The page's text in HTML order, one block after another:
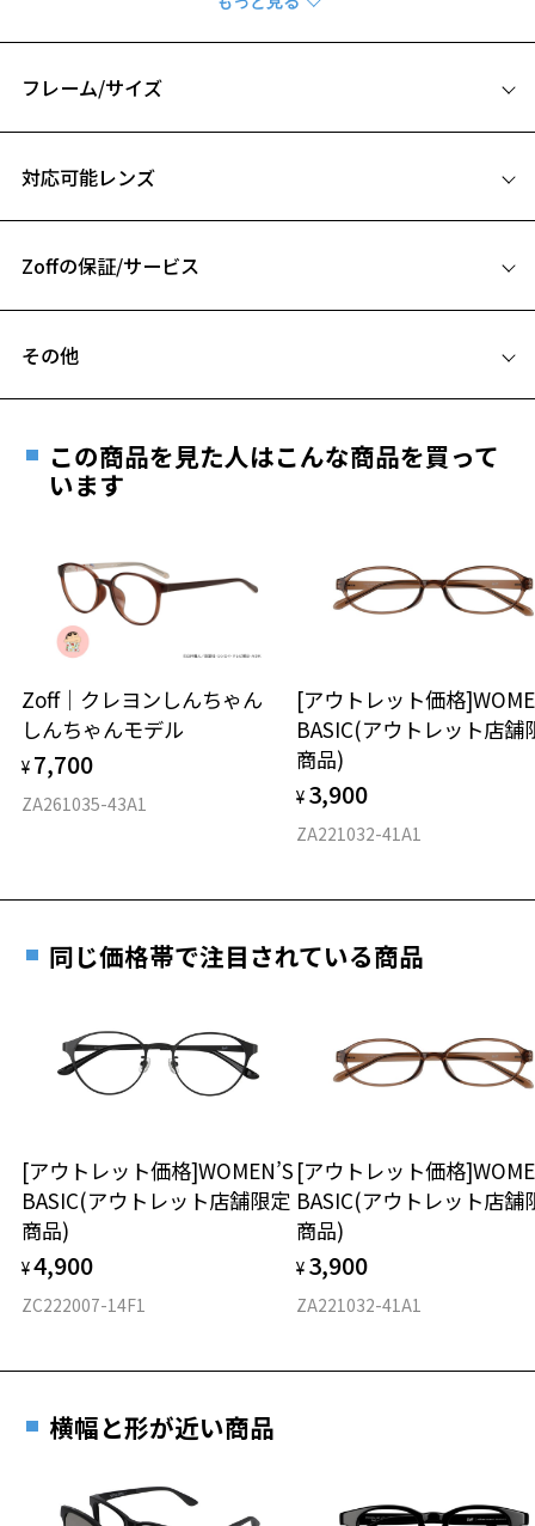
お気に入り
お気に入りに追加済です。
※柄や色味の出方に個体差があり、画像と異なる場合がございます。
フレーム/サイズ
B ブリッジ(鼻部分)の横幅：19mm
お持ちのZoffメガネサイズを確認するには？
仕上がり寸法
D 仕上がりの横幅：約142mm
21g
※着脱式サングラス：デモレンズ、アタッチメント込みの重さ
タイプ
材質
フロント素材：French Plastic
対応可能レンズ
フレームとレンズの合計料金を知りたい方へ
Zoffの保証/サービス
安心1 フレーム１年間品質保証
きます。
※保証期間内に交換が行われた場合、保証期間は初期の期間から
延長されません。
安心2 視力測定無料
視力の変化を早めに発見するために、定期的な視
力測定をおすすめいたします。
安心3 かかり具合調整無料
す。
もっと見る
その他
ご希望のお客さまは、「レンズ交換券」をお選びのうえ、
最寄りのZoff実店舗にてレンズをお買い求めください。
※サングラスやパッケージ品では「レンズ交換券」はお選び
談ください。
＜メガネの度数情報がわからない方へ＞
オンラインストアでフレームのみ購入して、
実店舗で度付きにできます
ご購入時に「レンズ交換券」をお選びいただくと、実店舗で
度数を測定のうえ、度付きレンズ（標準セットレンズ）へ無
実店舗で度数を測定いただけます
お近くのZoff実店舗にて度数を測定いただけます（無料）。
その際は記入用紙をダウンロードしてお使いください。
ダウンロード
この商品を見た人はこんな商品を買って
います
Zoff｜クレヨンしんちゃん
しんちゃんモデル
¥ 7,700
ZA261035-43A1
[アウトレット価格
BASIC(アウトレット店舗
商品)
¥ 3,900
ZA221032-41A1
同じ価格帯で注目されている商品
[アウトレット価格]WOMEN’S
BASIC(アウトレット店舗限定
商品)
¥4,900
ZC222007-14F1
[アウトレット価格
BASIC(アウトレット店舗
商品)
¥ 3,900
ZA221032-41A1
横幅と形が近い商品